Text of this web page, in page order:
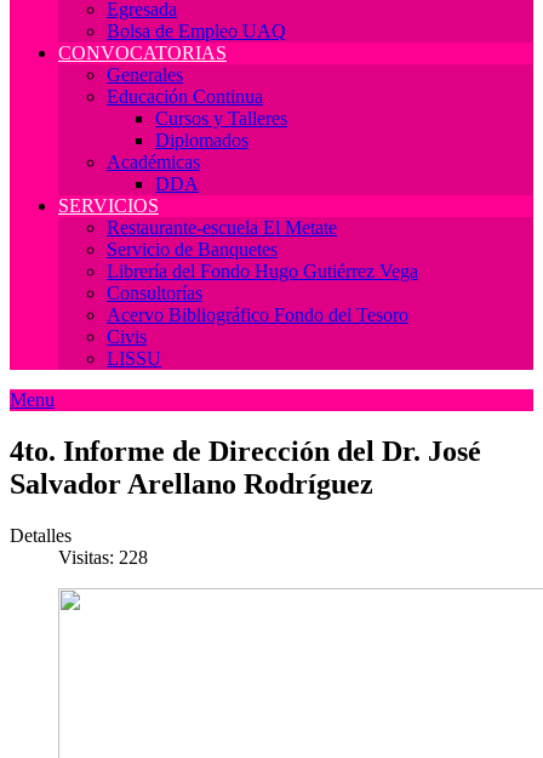
Egresada
Bolsa de Empleo UAQ
CONVOCATORIAS
Generales
Educación Continua
Cursos y Talleres
Diplomados
Académicas
DDA
SERVICIOS
Restaurante-escuela El Metate
Servicio de Banquetes
Librería del Fondo Hugo Gutiérrez Vega
Consultorías
Acervo Bibliográfico Fondo del Tesoro
Civis
LISSU
Menu
4to. Informe de Dirección del Dr. José
Salvador Arellano Rodríguez
Detalles
Visitas: 228